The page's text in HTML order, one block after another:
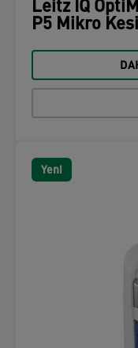
Leitz IQ
P5 Mikro
Yeni